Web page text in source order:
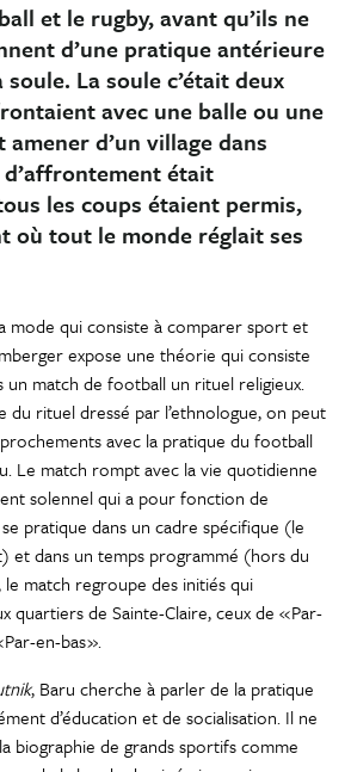
et le rugby, avant qu’ils ne
d’une pratique antérieure
La soule c’était deux
avec une balle ou une
d’un village dans
d’affrontement était
les coups étaient permis,
où tout le monde réglait ses
mode qui consiste à comparer sport et
expose une théorie qui consiste
un match de football un rituel religieux.
du rituel dressé par l’ethnologue, on peut
avec la pratique du football
Le match rompt avec la vie quotidienne
solennel qui a pour fonction de
pratique dans un cadre spécifique (le
et dans un temps programmé (hors du
match regroupe des initiés qui
quartiers de Sainte-Claire, ceux de « Par-
en-bas ».
, Baru cherche à parler de la pratique
d’éducation et de socialisation. Il ne
biographie de grands sportifs comme